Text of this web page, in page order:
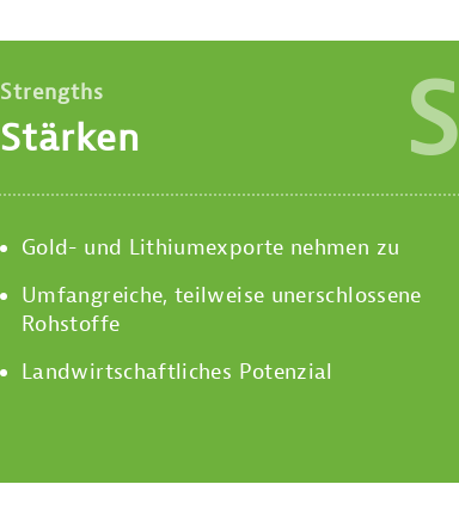
S
Strengths
Stärken
Gold- und Lithiumexporte nehmen zu
Umfangreiche, teilweise unerschlossene
Rohstoffe
Landwirtschaftliches Potenzial